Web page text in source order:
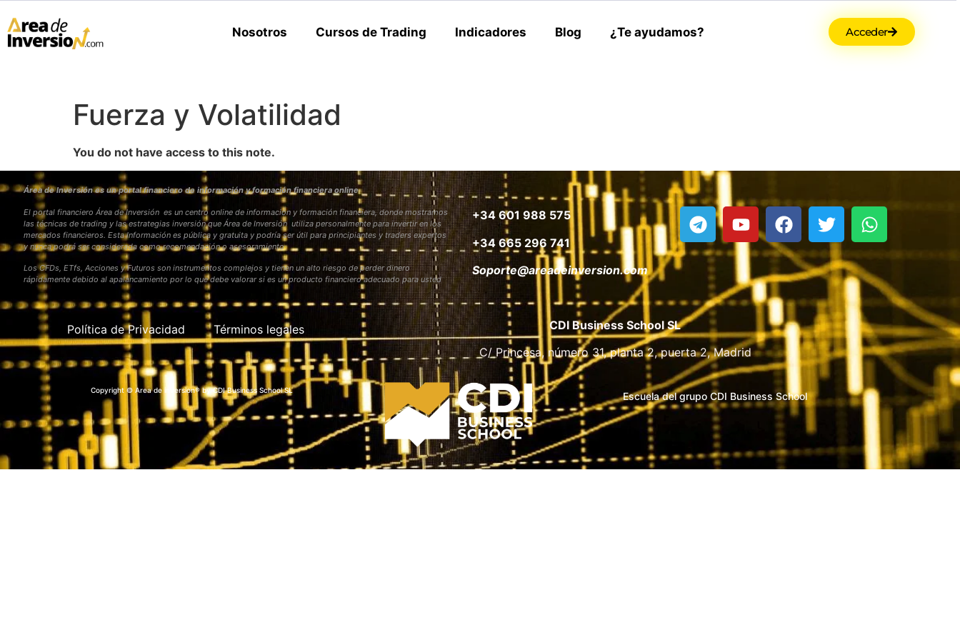
Nosotros Cursos de Trading Indicadores Blog ¿Te ayudamos? Acceder
Fuerza y Volatilidad
You do not have access to this note.
Área de Inversión es un portal financiero de información y formación financiera online
El portal financiero Área de Inversión es un centro online de información y formación financiera, donde mostramos
las técnicas de trading y las estrategias inversión que Área de Inversión utiliza personalmente para invertir en los
mercados financieros. Esta Información es pública y gratuita y podría ser útil para principiantes y traders expertos
y nunca podrá ser considerada como recomendación o asesoramiento
Los CFDs, ETfs, Acciones y Futuros son instrumentos complejos y tienen un alto riesgo de perder dinero
rápidamente debido al apalancamiento por lo que debe valorar si es un producto financiero adecuado para usted
+34 601 988 575
+34 665 296 741
Soporte@areadeinversion.com
Política de Privacidad Términos legales
CDI Business School SL
C/ Princesa, número 31, planta 2, puerta 2, Madrid
Copyright © Area de inversion® by CDI Business School SL Escuela del grupo CDI Business School